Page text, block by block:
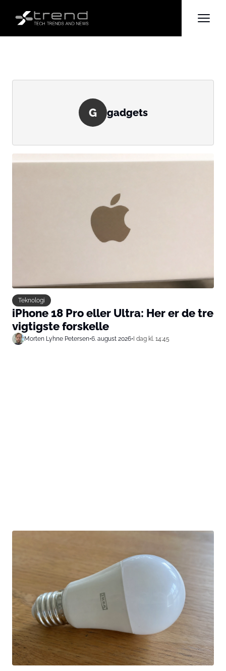
G gadgets
Teknologi
iPhone 18 Pro eller Ultra: Her er de tre
vigtigste forskelle
Morten Lyhne Petersen•6. august 2026•I dag kl. 14:45